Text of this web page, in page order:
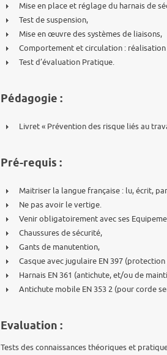
Mise en place et réglage du harnais de
Test de suspension,
Mise en œuvre des systèmes de liaisons,
Comportement et circulation :
Test d’évaluation Pratique.
Pédagogie :
Livret « Prévention des risque liés au
Pré-requis :
Maitriser la langue française : lu, écrit,
Ne pas avoir le vertige.
Venir obligatoirement avec ses
Chaussures de sécurité,
Gants de manutention,
Casque avec jugulaire EN 397
Harnais EN 361 (antichute, et/ou de
Antichute mobile EN 353 2 (pour corde
Evaluation :
Tests des connaissances théoriques et